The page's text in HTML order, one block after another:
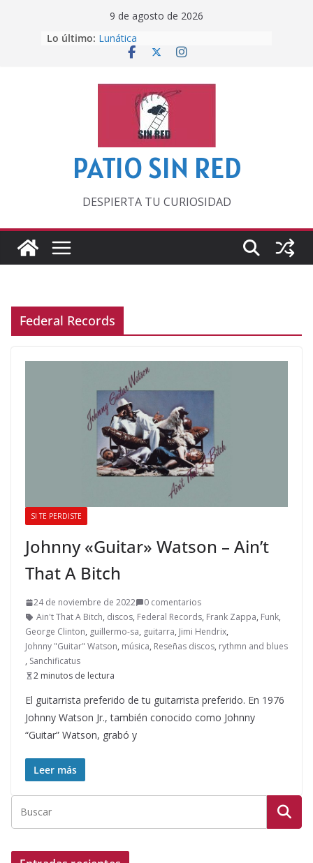
9 de agosto de 2026
Lo último: Lunática
Pero, hasta entonces…
‘La broma infinita’ de recomendar
lecturas veraniegas
Otra del Mundial
PATIO SIN RED
DESPIERTA TU CURIOSIDAD
Federal Records
SI TE PERDISTE
Johnny «Guitar» Watson – Ain’t
That A Bitch
24 de noviembre de 2022
0 comentarios
Ain't That A Bitch, discos, Federal Records, Frank Zappa, Funk,
George Clinton, guillermo-sa, guitarra, Jimi Hendrix,
Johnny "Guitar" Watson, música, Reseñas discos, rythmn and blues
, Sanchificatus
2 minutos de lectura
El guitarrista preferido de tu guitarrista preferido. En 1976
Johnny Watson Jr., también conocido como Johnny
“Guitar” Watson, grabó y
Leer más